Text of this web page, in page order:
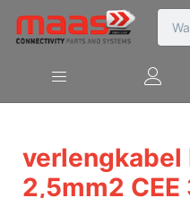
verlengkabel
2,5mm2